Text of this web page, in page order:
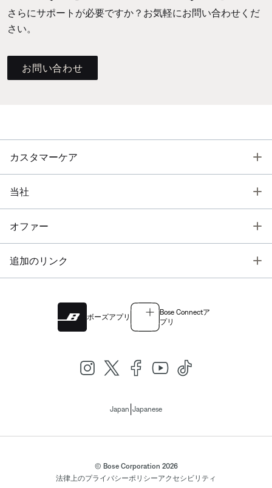
さらにサポートが必要ですか？お気軽にお問い合わせくだ
さい。
お問い合わせ
カスタマーケア
当社
オファー
追加のリンク
ボーズアプリ
Bose Connectア
プリ
Japan Japanese
© Bose Corporation 2026
法律上のプライバシーポリシーアクセシビリティ